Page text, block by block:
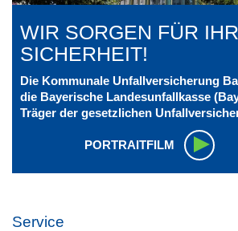
WIR SORGEN FÜR
SICHERHEIT!
Die Kommunale Unfallversicherung
die Bayerische Landesunfallkasse
Träger der gesetzlichen
PORTRAITFILM
Service